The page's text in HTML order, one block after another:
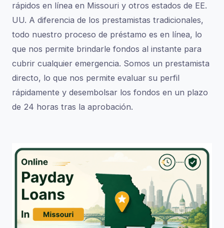
rápidos en línea en Missouri y otros estados de EE.
UU. A diferencia de los prestamistas tradicionales,
todo nuestro proceso de préstamo es en línea, lo
que nos permite brindarle fondos al instante para
cubrir cualquier emergencia. Somos un prestamista
directo, lo que nos permite evaluar su perfil
rápidamente y desembolsar los fondos en un plazo
de 24 horas tras la aprobación.